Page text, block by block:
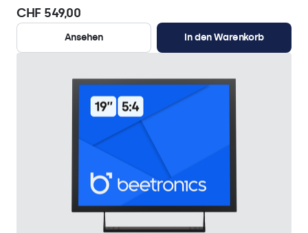
CHF 549,00
Ansehen In den Warenkorb